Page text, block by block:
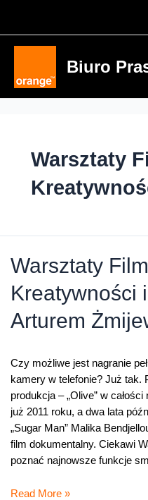
Biuro
Warsztaty
Warsztaty
Kreatywności
Arturem
Czy możliwe jest nagranie
kamery w telefonie? Już tak.
produkcja – „Olive” w
już 2011 roku, a dwa lata
„Sugar Man” Malika
film dokumentalny. Ciekawi
poznać najnowsze funkcje
Warsztaty
Read More »